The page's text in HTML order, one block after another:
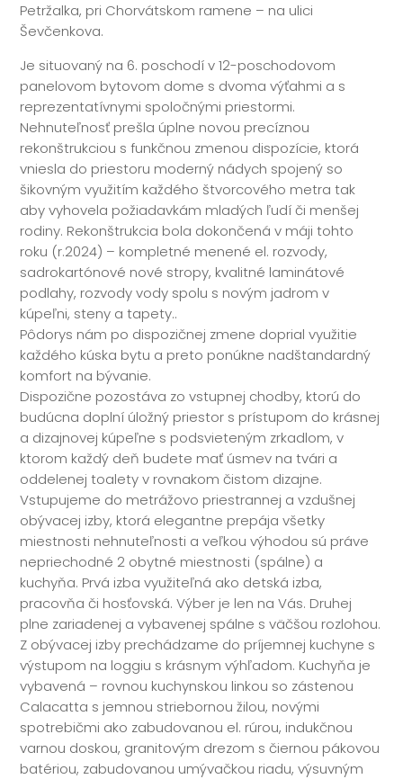
Petržalka, pri Chorvátskom ramene – na ulici
Ševčenkova.
Je situovaný na 6. poschodí v 12-poschodovom
panelovom bytovom dome s dvoma výťahmi a s
reprezentatívnymi spoločnými priestormi.
Nehnuteľnosť prešla úplne novou precíznou
rekonštrukciou s funkčnou zmenou dispozície, ktorá
vniesla do priestoru moderný nádych spojený so
šikovným využitím každého štvorcového metra tak
aby vyhovela požiadavkám mladých ľudí či menšej
rodiny. Rekonštrukcia bola dokončená v máji tohto
roku (r.2024) – kompletné menené el. rozvody,
sadrokartónové nové stropy, kvalitné laminátové
podlahy, rozvody vody spolu s novým jadrom v
kúpeľni, steny a tapety..
Pôdorys nám po dispozičnej zmene doprial využitie
každého kúska bytu a preto ponúkne nadštandardný
komfort na bývanie.
Dispozične pozostáva zo vstupnej chodby, ktorú do
budúcna doplní úložný priestor s prístupom do krásnej
a dizajnovej kúpeľne s podsvieteným zrkadlom, v
ktorom každý deň budete mať úsmev na tvári a
oddelenej toalety v rovnakom čistom dizajne.
Vstupujeme do metrážovo priestrannej a vzdušnej
obývacej izby, ktorá elegantne prepája všetky
miestnosti nehnuteľnosti a veľkou výhodou sú práve
nepriechodné 2 obytné miestnosti (spálne) a
kuchyňa. Prvá izba využiteľná ako detská izba,
pracovňa či hosťovská. Výber je len na Vás. Druhej
plne zariadenej a vybavenej spálne s väčšou rozlohou.
Z obývacej izby prechádzame do príjemnej kuchyne s
výstupom na loggiu s krásnym výhľadom. Kuchyňa je
vybavená – rovnou kuchynskou linkou so zástenou
Calacatta s jemnou striebornou žilou, novými
spotrebičmi ako zabudovanou el. rúrou, indukčnou
varnou doskou, granitovým drezom s čiernou pákovou
batériou, zabudovanou umývačkou riadu, výsuvným